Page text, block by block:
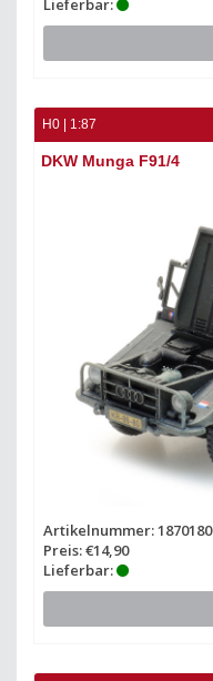
Lieferbar:
H0 | 1:87
DKW Munga F91/4
Artikelnummer: 1870180
Preis: €14,90
Lieferbar: